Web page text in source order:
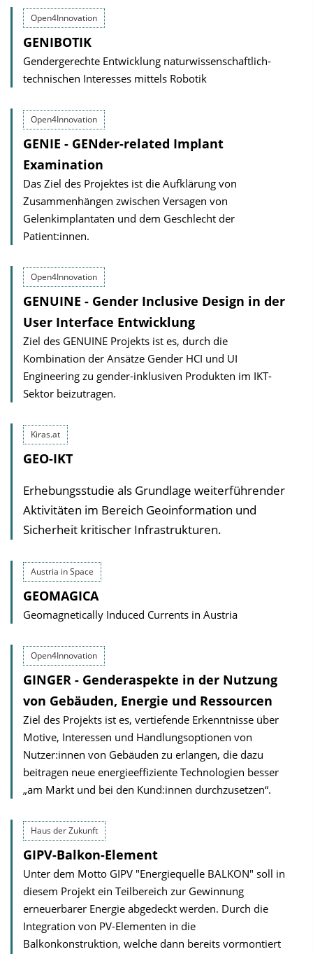
Open4Innovation
GENIBOTIK
Gendergerechte Entwicklung naturwissenschaftlich-
technischen Interesses mittels Robotik
Open4Innovation
GENIE - GENder-related Implant
Examination
Das Ziel des Projektes ist die Aufklärung von
Zusammenhängen zwischen Versagen von
Gelenkimplantaten und dem Geschlecht der
Patient:innen.
Open4Innovation
GENUINE - Gender Inclusive Design in der
User Interface Entwicklung
Ziel des GENUINE Projekts ist es, durch die
Kombination der Ansätze Gender HCI und UI
Engineering zu gender-inklusiven Produkten im IKT-
Sektor beizutragen.
Kiras.at
GEO-IKT
Erhebungsstudie als Grundlage weiterführender
Aktivitäten im Bereich Geoinformation und
Sicherheit kritischer Infrastrukturen.
Austria in Space
GEOMAGICA
Geomagnetically Induced Currents in Austria
Open4Innovation
GINGER - Genderaspekte in der Nutzung
von Gebäuden, Energie und Ressourcen
Ziel des Projekts ist es, vertiefende Erkenntnisse über
Motive, Interessen und Handlungsoptionen von
Nutzer:innen von Gebäuden zu erlangen, die dazu
beitragen neue energieeffiziente Technologien besser
„am Markt und bei den Kund:innen durchzusetzen“.
Haus der Zukunft
GIPV-Balkon-Element
Unter dem Motto GIPV "Energiequelle BALKON" soll in
diesem Projekt ein Teilbereich zur Gewinnung
erneuerbarer Energie abgedeckt werden. Durch die
Integration von PV-Elementen in die
Balkonkonstruktion, welche dann bereits vormontiert